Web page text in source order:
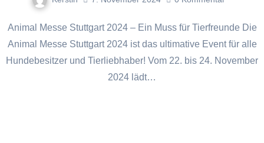
Animal Messe Stuttgart 2024 – Ein Muss für Tierfreunde Die
Animal Messe Stuttgart 2024 ist das ultimative Event für alle
Hundebesitzer und Tierliebhaber! Vom 22. bis 24. November
2024 lädt…